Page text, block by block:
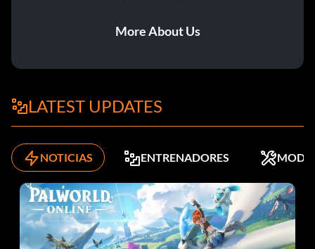
More About Us
LATEST UPDATES
NOTICIAS ENTRENADORES MODS